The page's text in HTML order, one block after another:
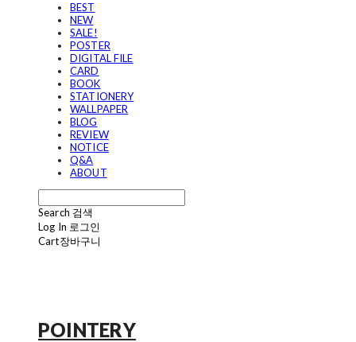
BEST
NEW
SALE!
POSTER
DIGITAL FILE
CARD
BOOK
STATIONERY
WALLPAPER
BLOG
REVIEW
NOTICE
Q&A
ABOUT
Search 검색
Log In 로그인
Cart장바구니
POINTERY